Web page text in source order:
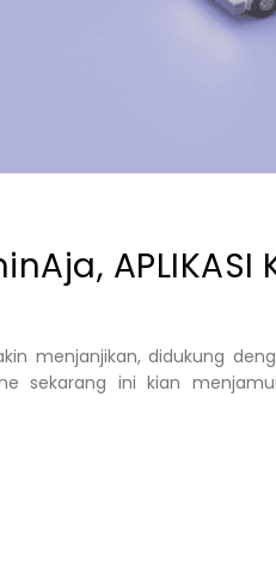
APLIKASI
menjanjikan, didukung
sekarang ini kian